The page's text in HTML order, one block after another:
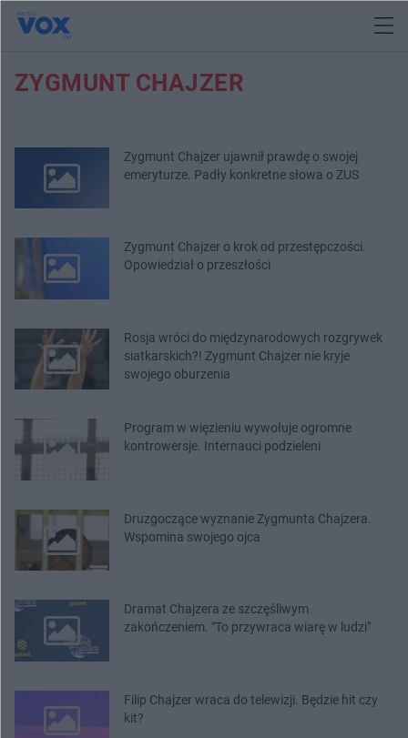
ZYGMUNT CHAJZER
Zygmunt Chajzer ujawnił prawdę o swojej
emeryturze. Padły konkretne słowa o ZUS
Zygmunt Chajzer o krok od przestępczości.
Opowiedział o przeszłości
Rosja wróci do międzynarodowych rozgrywek
siatkarskich?! Zygmunt Chajzer nie kryje
swojego oburzenia
Program w więzieniu wywołuje ogromne
kontrowersje. Internauci podzieleni
Druzgoczące wyznanie Zygmunta Chajzera.
Wspomina swojego ojca
Dramat Chajzera ze szczęśliwym
zakończeniem. "To przywraca wiarę w ludzi"
Filip Chajzer wraca do telewizji. Będzie hit czy
kit?